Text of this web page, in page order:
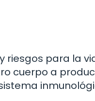
riesgos para la
cuerpo a